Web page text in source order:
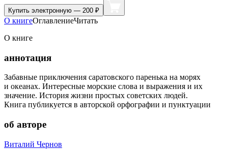
Купить электронную — 200 ₽
О книгеОглавлениеЧитать
О книге
аннотация
Забавные приключения саратовского паренька на морях
и океанах. Интересные морские слова и выражения и их
значение. История жизни простых советских людей.
Книга публикуется в авторской орфографии и пунктуации
об авторе
Виталий Чернов